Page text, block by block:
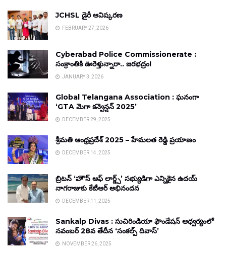
JCHSL డైరీ ఆవిష్కరణ
FEBRUARY 27, 2026
Cyberabad Police Commissionerate :
సంక్రాంతికి ఊరెళ్తున్నారా.. జరభద్రం!
JANUARY 3, 2026
Global Telangana Association : ఘనంగా
‘GTA మెగా కన్వెన్షన్ 2025’
DECEMBER 29, 2025
శ్రీమతి ఆంధ్రప్రదేశ్ 2025 – హేమలత రెడ్డి ప్రయాణం
DECEMBER 14, 2025
బ్రిటన్ ‘హౌస్ ఆఫ్ లార్డ్స్’ సభ్యుడిగా ఎన్నికైన ఉదయ్
నాగరాజుకు కేటీఆర్ అభినందన
DECEMBER 11, 2025
Sankalp Divas : సుచిరిండియా ఫౌండేషన్ ఆధ్వర్యంలో
నవంబర్ 28వ తేదీన ‘సంకల్ప్ దివాస్’
NOVEMBER 26, 2025